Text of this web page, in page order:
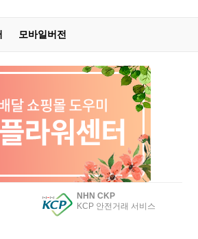
모바일버전
NHN CKP
KCP 안전거래 서비스